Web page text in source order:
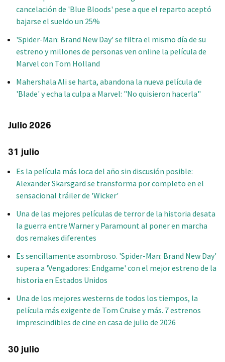
cancelación de 'Blue Bloods' pese a que el reparto aceptó
bajarse el sueldo un 25%
'Spider-Man: Brand New Day' se filtra el mismo día de su
estreno y millones de personas ven online la película de
Marvel con Tom Holland
Mahershala Ali se harta, abandona la nueva película de
'Blade' y echa la culpa a Marvel: "No quisieron hacerla"
Julio 2026
31 julio
Es la película más loca del año sin discusión posible:
Alexander Skarsgard se transforma por completo en el
sensacional tráiler de 'Wicker'
Una de las mejores películas de terror de la historia desata
la guerra entre Warner y Paramount al poner en marcha
dos remakes diferentes
Es sencillamente asombroso. 'Spider-Man: Brand New Day'
supera a 'Vengadores: Endgame' con el mejor estreno de la
historia en Estados Unidos
Una de los mejores westerns de todos los tiempos, la
película más exigente de Tom Cruise y más. 7 estrenos
imprescindibles de cine en casa de julio de 2026
30 julio